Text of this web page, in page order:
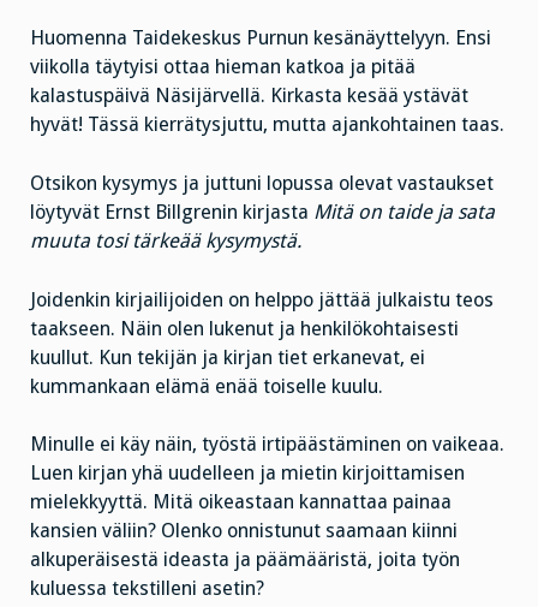
Huomenna Taidekeskus Purnun kesänäyttelyyn. Ensi
viikolla täytyisi ottaa hieman katkoa ja pitää
kalastuspäivä Näsijärvellä. Kirkasta kesää ystävät
hyvät! Tässä kierrätysjuttu, mutta ajankohtainen taas.
Otsikon kysymys ja juttuni lopussa olevat vastaukset
löytyvät Ernst Billgrenin kirjasta Mitä on taide ja sata
muuta tosi tärkeää kysymystä.
Joidenkin kirjailijoiden on helppo jättää julkaistu teos
taakseen. Näin olen lukenut ja henkilökohtaisesti
kuullut. Kun tekijän ja kirjan tiet erkanevat, ei
kummankaan elämä enää toiselle kuulu.
Minulle ei käy näin, työstä irtipäästäminen on vaikeaa.
Luen kirjan yhä uudelleen ja mietin kirjoittamisen
mielekkyyttä. Mitä oikeastaan kannattaa painaa
kansien väliin? Olenko onnistunut saamaan kiinni
alkuperäisestä ideasta ja päämääristä, joita työn
kuluessa tekstilleni asetin?